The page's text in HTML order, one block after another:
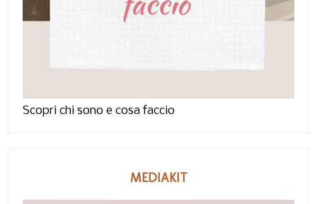
Scopri chi sono e cosa faccio
MEDIAKIT